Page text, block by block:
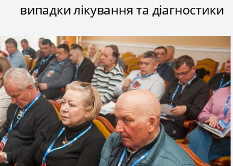
випадки лікування та діагностики